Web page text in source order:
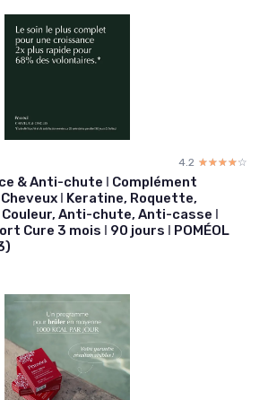
4.2 ☆☆☆☆☆
★★★★★
& Anti-chute ǀ Complément
ǀ Keratine, Roquette,
Couleur, Anti-chute, Anti-casse ǀ
Cure 3 mois ǀ 90 jours ǀ POMÉOL